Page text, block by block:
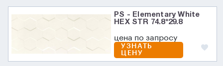
PS - Elementary White
HEX STR 74.8*29.8
цена по запросу
УЗНАТЬ
ЦЕНУ